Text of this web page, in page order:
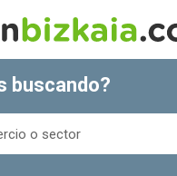
buscando?